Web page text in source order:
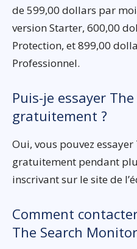
de 599,00 dollars par
version Starter, 600,00
Protection, et 899,00
Professionnel.
Puis-je essayer
gratuitement ?
Oui, vous pouvez
gratuitement pendant
inscrivant sur le site de
Comment
The Search